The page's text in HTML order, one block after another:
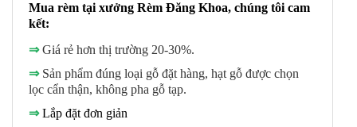
Mua rèm tại xưởng Rèm Đăng Khoa, chúng tôi cam
kết:
⇒Giá rẻ hơn thị trường 20-30%.
⇒Sản phẩm đúng loại gỗ đặt hàng, hạt gỗ được chọn
lọc cẩn thận, không pha gỗ tạp.
⇒ Lắp đặt đơn giản